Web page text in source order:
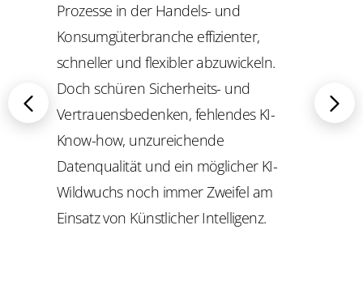
Prozesse in der Handels- und
Konsumgüterbranche effizienter,
schneller und flexibler abzuwickeln.
Doch schüren Sicherheits- und
Vertrauensbedenken, fehlendes KI-
Know-how, unzureichende
Datenqualität und ein möglicher KI-
Wildwuchs noch immer Zweifel am
Einsatz von Künstlicher Intelligenz.